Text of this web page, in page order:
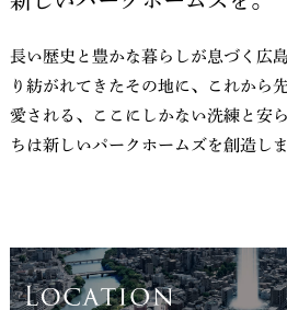
長い歴史と豊かな暮らしが息づく広
り紡がれてきたその地に、これから
愛される、ここにしかない洗練と安
ちは新しいパークホームズを創造しま